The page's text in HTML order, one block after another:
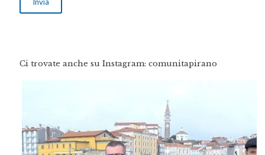
Ci trovate anche su Instagram: comunitapirano